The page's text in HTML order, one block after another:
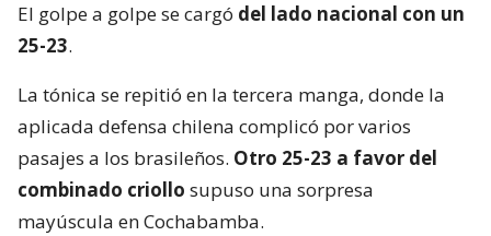
El golpe a golpe se cargó del lado nacional con un
25-23.
La tónica se repitió en la tercera manga, donde la
aplicada defensa chilena complicó por varios
pasajes a los brasileños. Otro 25-23 a favor del
combinado criollo supuso una sorpresa
mayúscula en Cochabamba.